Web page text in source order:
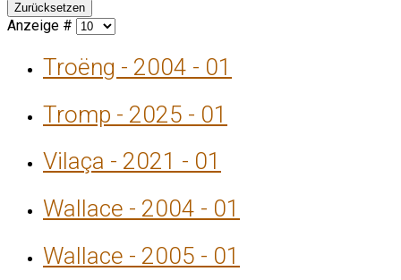
Zurücksetzen
Anzeige #
Troëng - 2004 - 01
Tromp - 2025 - 01
Vilaça - 2021 - 01
Wallace - 2004 - 01
Wallace - 2005 - 01